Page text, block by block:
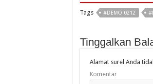
Tags #DEMO 0212
Tinggalkan
Alamat surel Anda
Komentar